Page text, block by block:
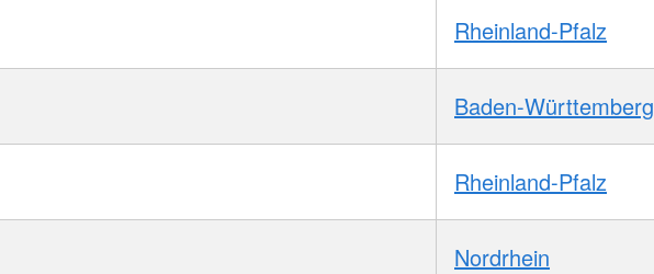
Rheinland-Pfalz
Baden-Württemberg
Rheinland-Pfalz
Nordrhein